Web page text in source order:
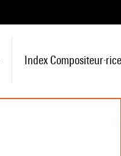
Index Compositeur·rice